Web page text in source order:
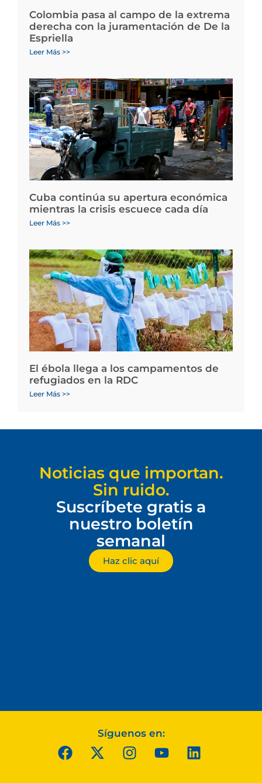
Colombia pasa al campo de la extrema
derecha con la juramentación de De la
Espriella
Leer Más >>
Cuba continúa su apertura económica
mientras la crisis escuece cada día
Leer Más >>
El ébola llega a los campamentos de
refugiados en la RDC
Leer Más >>
Noticias que importan.
Sin ruido.
Suscríbete gratis a
nuestro boletín
semanal
Haz clic aquí
Síguenos en: